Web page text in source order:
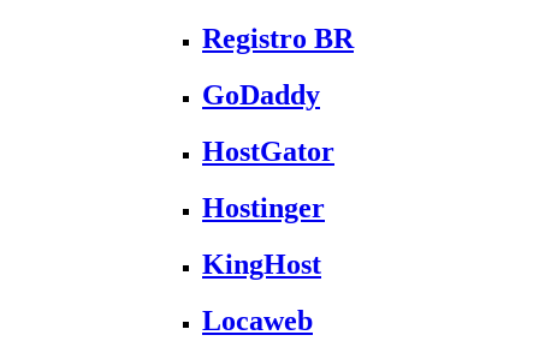
Registro BR
GoDaddy
HostGator
Hostinger
KingHost
Locaweb